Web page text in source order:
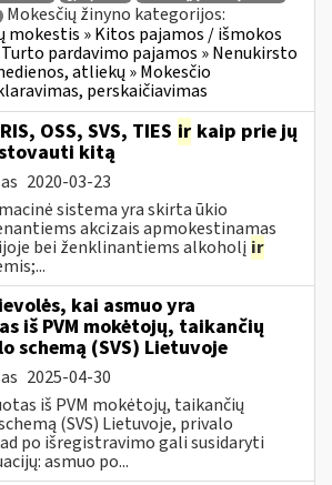
Mokesčių žinyno kategorijos:
mokestis » Kitos pajamos / išmokos
pardavimo pajamos » Nenukirsto
atliekų » Mokesčio
perskaičiavimas
OSS, SVS, TIES ir kaip prie jų
kitą
2020-03-23
sistema yra skirta ūkio
akcizais apmokestinamas
bei ženklinantiems alkoholį ir
kai asmuo yra
iš PVM mokėtojų, taikančių
schemą (SVS) Lietuvoje
2025-04-30
iš PVM mokėtojų, taikančių
(SVS) Lietuvoje, privalo
po išregistravimo gali susidaryti
asmuo po...